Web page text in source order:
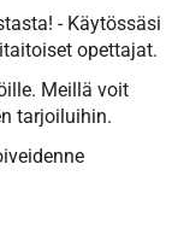
- Käytössäsi
opettajat.
Meillä voit
tarjoiluihin.